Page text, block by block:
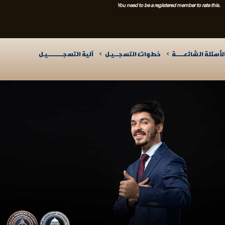
You need to be a registered member to rate this.
الشائعـــــة خطوات التسجـــيـل آلية التسجــــــــــيـل​